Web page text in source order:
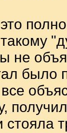
не
было
стояла